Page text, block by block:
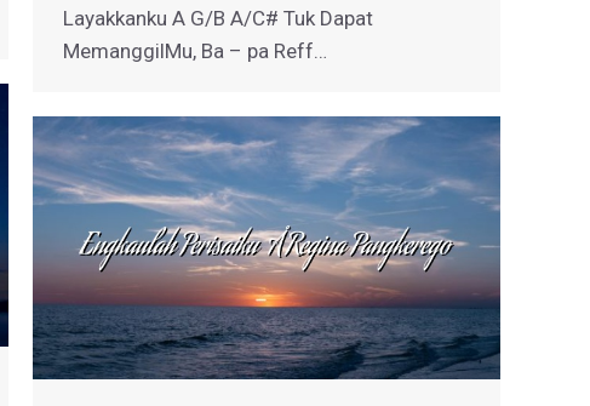
Layakkanku A G/B A/C# Tuk Dapat
MemanggilMu, Ba – pa Reff…